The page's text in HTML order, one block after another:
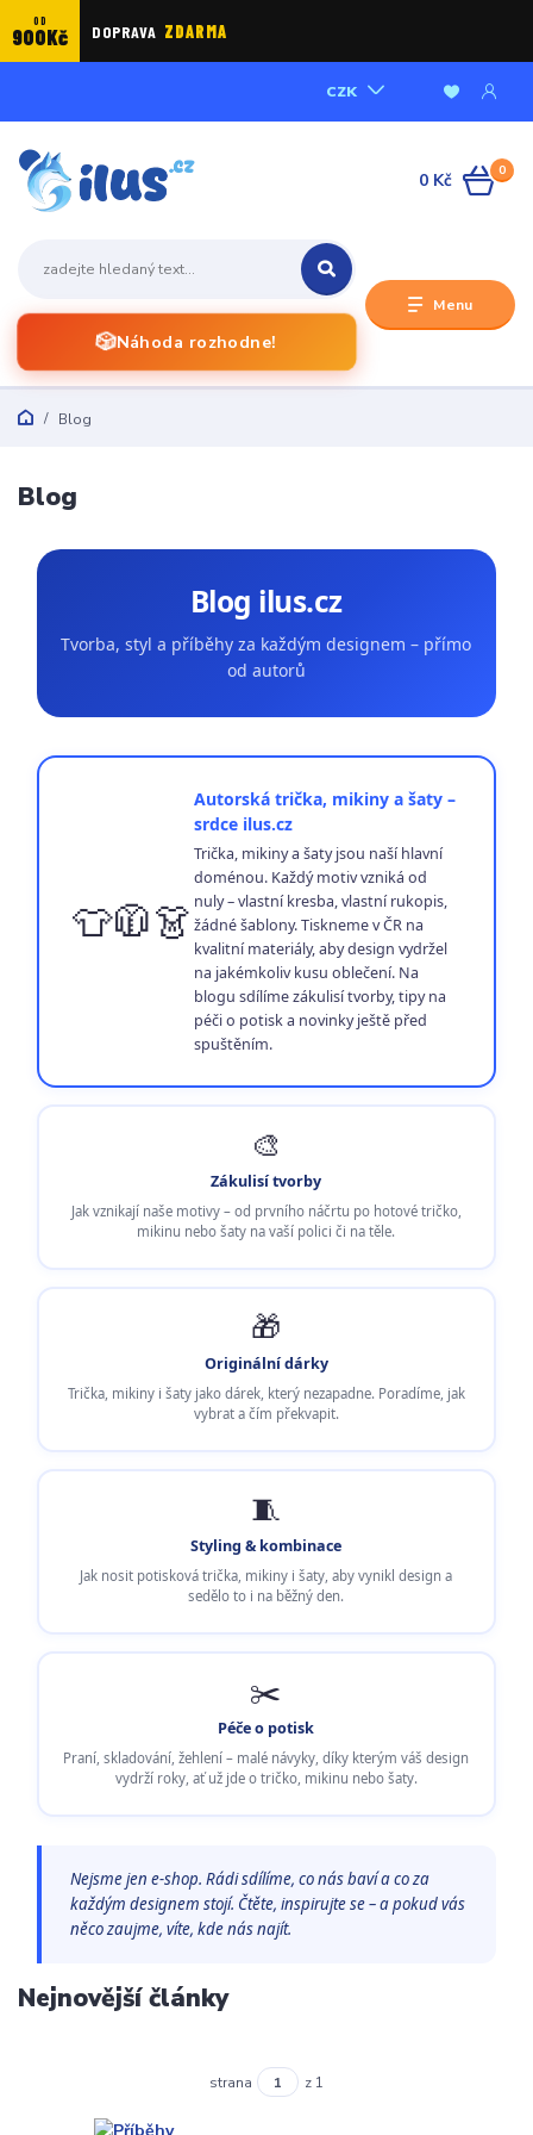
OD
900Kč DOPRAVA ZDARMA
Menu
CZK
🎲Náhoda rozhodne!
0
0 Kč
Blog
Blog
Blog ilus.cz
Tvorba, styl a příběhy za každým designem – přímo
od autorů
👕🧥👗
Autorská trička, mikiny a šaty –
srdce ilus.cz
Trička, mikiny a šaty jsou naší hlavní
doménou. Každý motiv vzniká od
nuly – vlastní kresba, vlastní rukopis,
žádné šablony. Tiskneme v ČR na
kvalitní materiály, aby design vydržel
na jakémkoliv kusu oblečení. Na
blogu sdílíme zákulisí tvorby, tipy na
péči o potisk a novinky ještě před
spuštěním.
🎨
Zákulisí tvorby
Jak vznikají naše motivy – od prvního náčrtu po hotové tričko,
mikinu nebo šaty na vaší polici či na těle.
🎁
Originální dárky
Trička, mikiny i šaty jako dárek, který nezapadne. Poradíme, jak
vybrat a čím překvapit.
🧵
Styling & kombinace
Jak nosit potisková trička, mikiny i šaty, aby vynikl design a
sedělo to i na běžný den.
✂️
Péče o potisk
Praní, skladování, žehlení – malé návyky, díky kterým váš design
vydrží roky, ať už jde o tričko, mikinu nebo šaty.
Nejsme jen e-shop. Rádi sdílíme, co nás baví a co za
každým designem stojí. Čtěte, inspirujte se – a pokud vás
něco zaujme, víte, kde nás najít.
Nejnovější články
strana z 1